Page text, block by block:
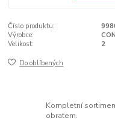
Číslo produktu:
Výrobce:
Velikost:
2
Do oblíbených
Kompletní
obratem.